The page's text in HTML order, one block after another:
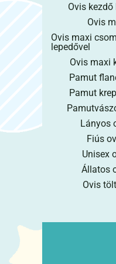
Ovis
Ovis
Ovis maxi
lepedővel
Ovis maxi
Pamut
Pamut
Lányos
Fiús
Unisex
Állatos
Ovis